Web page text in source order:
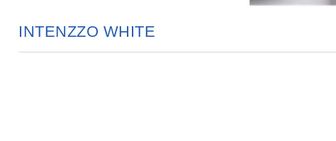
INTENZZO WHITE